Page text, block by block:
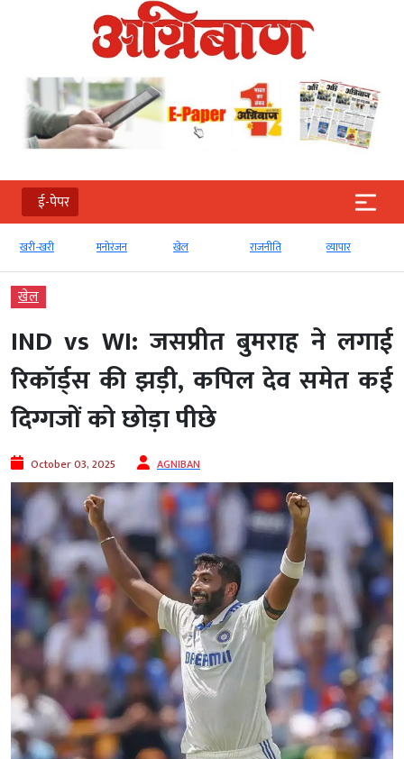
ई-पेपर
खरी-खरी मनोरंजन खेल राजनीति व्‍यापार
खेल
IND vs WI: जसप्रीत बुमराह ने लगाई
रिकॉर्ड्स की झड़ी, कपिल देव समेत कई
दिग्गजों को छोड़ा पीछे
October 03, 2025 AGNIBAN